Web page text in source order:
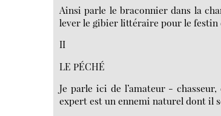
Ainsi parle le braconnier dans la
lever le gibier littéraire pour le festin
II
LE PÉCHÉ
Je parle ici de l’amateur -
expert est un ennemi naturel dont il